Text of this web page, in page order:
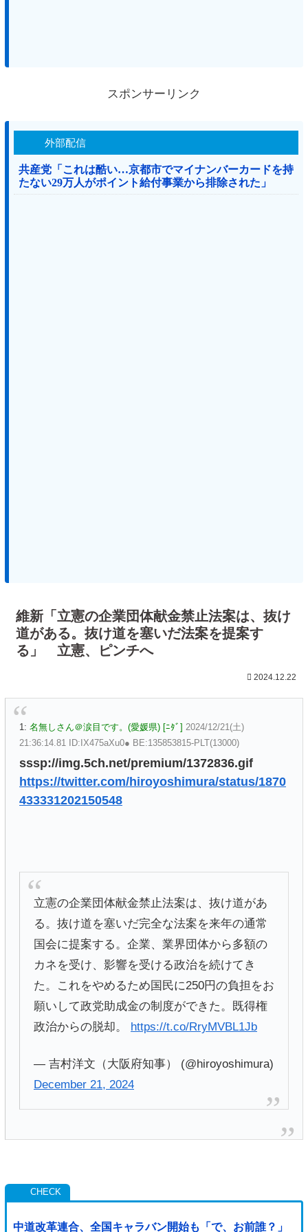
スポンサーリンク
外部配信
共産党「これは酷い…京都市でマイナンバーカードを持
たない29万人がポイント給付事業から排除された」
維新「立憲の企業団体献金禁止法案は、抜け
道がある。抜け道を塞いだ法案を提案す
る」 立憲、ピンチへ
2024.12.22
1: 名無しさん＠涙目です。(愛媛県) [ﾆﾀﾞ] 2024/12/21(土)
21:36:14.81 ID:IX475aXu0● BE:135853815-PLT(13000)
sssp://img.5ch.net/premium/1372836.gif
https://twitter.com/hiroyoshimura/status/1870
433331202150548
立憲の企業団体献金禁止法案は、抜け道があ
る。抜け道を塞いだ完全な法案を来年の通常
国会に提案する。企業、業界団体から多額の
カネを受け、影響を受ける政治を続けてき
た。これをやめるため国民に250円の負担をお
願いして政党助成金の制度ができた。既得権
政治からの脱却。 https://t.co/RryMVBL1Jb
— 吉村洋文（大阪府知事） (@hiroyoshimura)
December 21, 2024
中道改革連合、全国キャラバン開始も「で、お前誰？」